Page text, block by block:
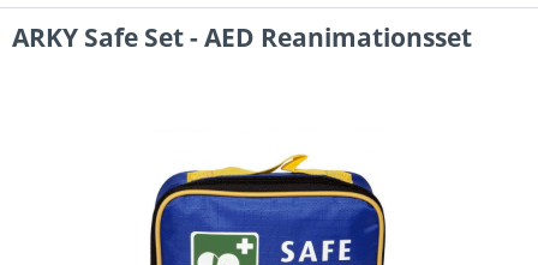
ARKY Safe Set - AED Reanimationsset